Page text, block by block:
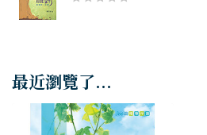
最近瀏覽了...